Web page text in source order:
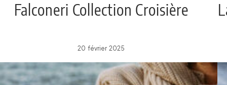
Falconeri Collection Croisière
20 février 2025